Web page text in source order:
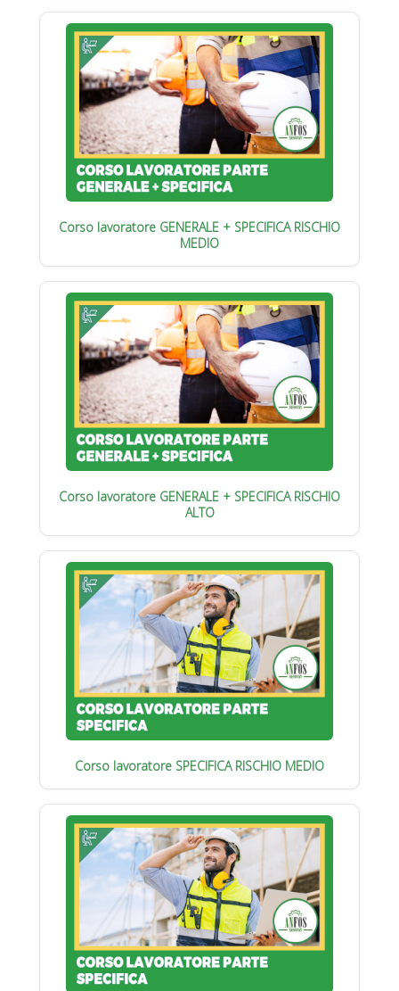
Corso lavoratore GENERALE + SPECIFICA RISCHIO
MEDIO
Corso lavoratore GENERALE + SPECIFICA RISCHIO
ALTO
Corso lavoratore SPECIFICA RISCHIO MEDIO